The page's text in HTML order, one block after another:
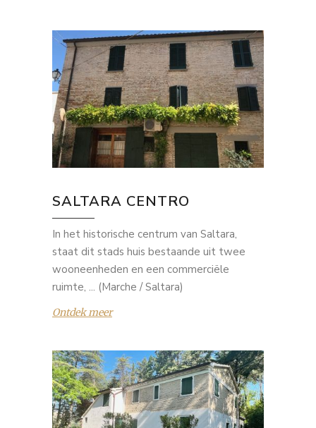
SALTARA CENTRO
In het historische centrum van Saltara,
staat dit stads huis bestaande uit twee
wooneenheden en een commerciële
ruimte, ... (Marche / Saltara)
Ontdek meer